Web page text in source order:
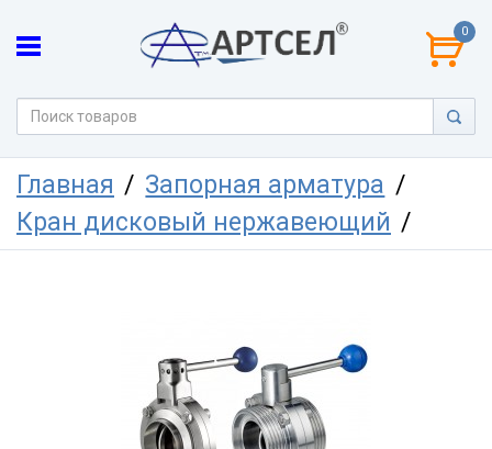
0
Главная
Запорная арматура
Кран дисковый нержавеющий